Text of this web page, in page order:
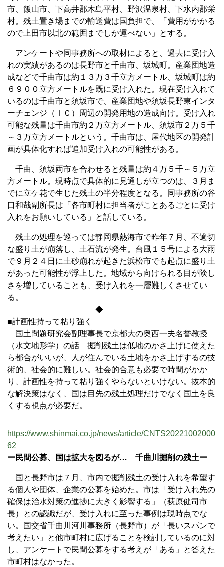
市、飯山市、下高井郡木島平村、野沢温泉村、下水内郡栄
村。残土置き場までの輸送費は国負担で、「費用がかかる
ので上田市以北の範囲までしか運べない」とする。
アンケートや同事務所への取材によると、過去に受け入
れの実績があるのは長野市と千曲市、坂城町。産業団地造
成などで千曲市は約１３万３千立方メートル、坂城町は約
６９００立方メートルを既に受け入れた。現在受け入れて
いるのは千曲市と須坂市で、産業団地や須坂長野東インタ
ーチェンジ（ＩＣ）周辺の開発用地の造成向け。受け入れ
可能な残量は千曲市約２万立方メートル、須坂市２万５千
～３万立方メートルという。千曲市は、屋代地区の開発計
画が具体化すれば追加受け入れの可能性がある。
千曲、須坂両市を合わせると残量は約４万５千～５万立
方メートル。現時点で具体的に見通しが立つのは、３月ま
でに立ケ花で生じた残土の半分程度となる。同事務所の谷
口和哉副所長は「各市町村に担当者がことあるごとに受け
入れをお願いしている」と話している。
残土の処理を巡っては静岡県熱海市で昨年７月、不適切
な盛り土が崩落し、土石流が発生。台風１５号による大雨
で９月２４日に土砂崩れが起きた浜松市でも起点に盛り土
があった可能性が浮上した。地域から向けられる目が険し
さを増していることも、受け入れを一層難しくさせてい
る。
◆
■計画性持って粘り強く
国土問題研究会副理事長で京都大の奥西一夫名誉教授
（水文地形学）の話 掘削残土は低地のかさ上げに使えた
ら都合がいいが、人が住んでいる土地をかさ上げするの技
術的、社会的に難しい。社会的合意も必要で時間がかか
り、計画性を持って粘り強くやらないといけない。抜本的
な解決策はなく、国は目先の残土処理だけでなく国土を良
くする視点が必要だ。
https://www.shinmai.co.jp/news/article/CNTS20221002000
62
ー民間公募、国は拡大を図るが… 千曲川掘削の残土ー
国と長野市は７月、市内で掘削残土の受け入れを希望す
る個人や団体、企業の公募を始めた。市は「受け入れ先の
確保は治水対策の進捗に大きく影響する」（荻原健司市
長）との認識だが、受け入れに至った事例は現時点でな
い。国交省千曲川河川事務所（長野市）が「長いスパンで
考えたい」と他市町村に広げることを検討しているのに対
し、アンケートで民間公募をする考えが「ある」と答えた
市町村はなかった。